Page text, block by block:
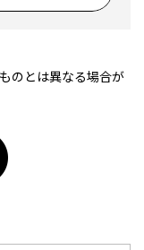
のとは異なる場合が